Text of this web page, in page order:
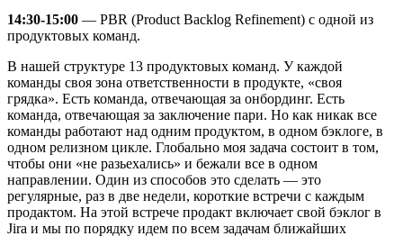
14:30-15:00 — PBR (Product Backlog Refinement) с одной из
продуктовых команд.
В нашей структуре 13 продуктовых команд. У каждой
команды своя зона ответственности в продукте, «своя
грядка». Есть команда, отвечающая за онбординг. Есть
команда, отвечающая за заключение пари. Но как никак все
команды работают над одним продуктом, в одном бэклоге, в
одном релизном цикле. Глобально моя задача состоит в том,
чтобы они «не разьехались» и бежали все в одном
направлении. Один из способов это сделать — это
регулярные, раз в две недели, короткие встречи с каждым
продактом. На этой встрече продакт включает свой бэклог в
Jira и мы по порядку идем по всем задачам ближайших